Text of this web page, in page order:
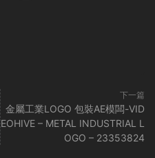
下一篇
金屬工業LOGO 包裝AE模闆-VID
EOHIVE – METAL INDUSTRIAL L
OGO – 23353824